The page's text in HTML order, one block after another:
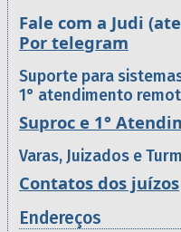
Fale com a Judi
Por telegram
Suporte para
1° atendimento
Suproc e 1°
Varas, Juizados e
Contatos dos juízos
Endereços